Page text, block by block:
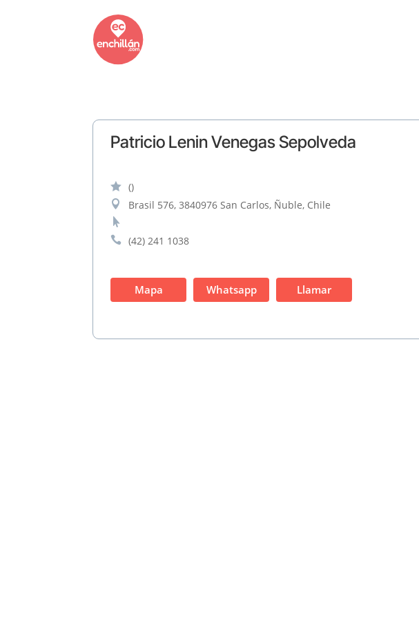
Patricio Lenin Venegas Sepolveda
 ()
 Brasil 576, 3840976 San Carlos, Ñuble, Chile


(42) 241 1038
Mapa Whatsapp Llamar